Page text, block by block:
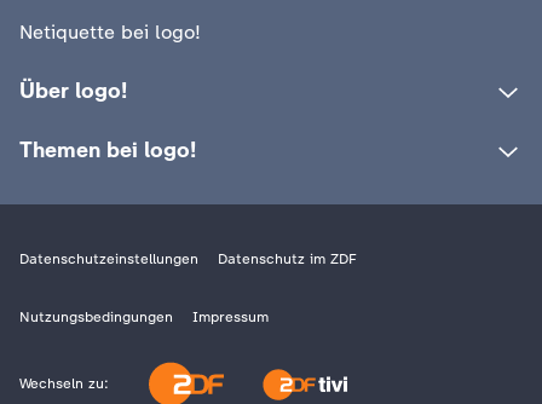
Netiquette bei logo!
Über logo!
Themen bei logo!
Datenschutzeinstellungen Datenschutz im ZDF
Nutzungsbedingungen Impressum
Wechseln zu: